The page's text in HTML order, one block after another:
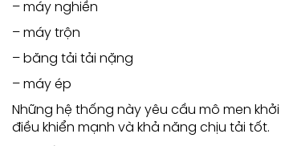
– máy nghiền
– máy trộn
– băng tải tải nặng
– máy ép
Những hệ thống này yêu cầu mô men
điều khiển mạnh và khả năng chịu tải tốt.